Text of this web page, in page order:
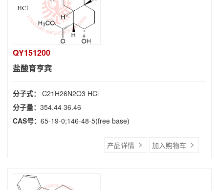
QY151200
盐酸育亨宾
分子式： C21H26N2O3 HCl
分子量： 354.44 36.46
CAS号： 65-19-0;146-48-5(free base)
产品详情 加入购物车